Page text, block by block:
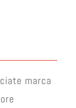
marca